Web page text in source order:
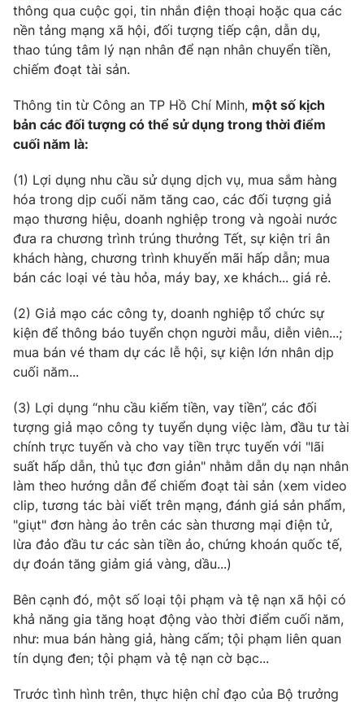
Góc doanh nghiệp
Truyền hình
Phim VTV
Nhân vật
Khán giả
Giải sao mai
Giải trí
Điện ảnh
Âm nhạc
Đời sống
Du lịch
Làm đẹp
Chất lượng cuộc sống
Tuyển sinh
Học trực tuyến
Công nghệ
Hitech Công nghệ tương lai
Sản phẩm
Thị trường
Tư vấn
Giao lưu trực tuyến
Chuyên mục khác
Photo Infographic
Video Shorts video
VTV Money VTV Thể thao
Thị trường 24h Tấm lòng Việt
thông qua cuộc gọi, tin nhắn điện thoại hoặc qua các
nền tảng mạng xã hội, đối tượng tiếp cận, dẫn dụ,
thao túng tâm lý nạn nhân để nạn nhân chuyển tiền,
chiếm đoạt tài sản.
Thông tin từ Công an TP Hồ Chí Minh, một số kịch
bản các đối tượng có thể sử dụng trong thời điểm
cuối năm là:
(1) Lợi dụng nhu cầu sử dụng dịch vụ, mua sắm hàng
hóa trong dịp cuối năm tăng cao, các đối tượng giả
mạo thương hiệu, doanh nghiệp trong và ngoài nước
đưa ra chương trình trúng thưởng Tết, sự kiện tri ân
khách hàng, chương trình khuyến mãi hấp dẫn; mua
bán các loại vé tàu hỏa, máy bay, xe khách... giá rẻ.
(2) Giả mạo các công ty, doanh nghiệp tổ chức sự
kiện để thông báo tuyển chọn người mẫu, diễn viên...;
mua bán vé tham dự các lễ hội, sự kiện lớn nhân dịp
cuối năm...
(3) Lợi dụng “nhu cầu kiếm tiền, vay tiền”, các đối
tượng giả mạo công ty tuyển dụng việc làm, đầu tư tài
chính trực tuyến và cho vay tiền trực tuyến với "lãi
suất hấp dẫn, thủ tục đơn giản" nhằm dẫn dụ nạn nhân
làm theo hướng dẫn để chiếm đoạt tài sản (xem video
clip, tương tác bài viết trên mạng, đánh giá sản phẩm,
"giụt" đơn hàng ảo trên các sàn thương mại điện tử,
lừa đảo đầu tư các sàn tiền ảo, chứng khoán quốc tế,
dự đoán tăng giảm giá vàng, dầu...)
Bên cạnh đó, một số loại tội phạm và tệ nạn xã hội có
khả năng gia tăng hoạt động vào thời điểm cuối năm,
như: mua bán hàng giả, hàng cấm; tội phạm liên quan
tín dụng đen; tội phạm và tệ nạn cờ bạc...
Trước tình hình trên, thực hiện chỉ đạo của Bộ trưởng